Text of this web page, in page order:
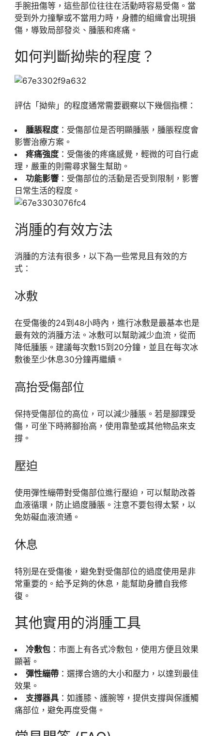
手腕扭傷等，這些部位往往在活動時容易受傷。當
受到外力撞擊或不當用力時，身體的組織會出現損
傷，導致局部發炎、腫脹和疼痛。
如何判斷拗柴的程度？
評估「拗柴」的程度通常需要觀察以下幾個指標：
腫脹程度 ：受傷部位是否明顯腫脹，腫脹程度會
影響治療方案。
疼痛強度 ：受傷後的疼痛感覺，輕微的可自行處
理，嚴重的則需尋求醫生幫助。
功能影響 ：受傷部位的活動是否受到限制，影響
日常生活的程度。
消腫的有效方法
消腫的方法有很多，以下為一些常見且有效的方
式：
冰敷
在受傷後的24到48小時內，進行冰敷是最基本也是
最有效的消腫方法。冰敷可以幫助減少血流，從而
降低腫脹。建議每次敷15到20分鐘，並且在每次冰
敷後至少休息30分鐘再繼續。
高抬受傷部位
保持受傷部位的高位，可以減少腫脹。若是腳踝受
傷，可坐下時將腳抬高，使用靠墊或其他物品來支
撐。
壓迫
使用彈性繃帶對受傷部位進行壓迫，可以幫助改善
血液循環，防止過度腫脹。注意不要包得太緊，以
免妨礙血液流通。
休息
特別是在受傷後，避免對受傷部位的過度使用是非
常重要的。給予足夠的休息，能幫助身體自我修
復。
其他實用的消腫工具
冷敷包 ：市面上有各式冷敷包，使用方便且效果
顯著。
彈性繃帶 ：選擇合適的大小和壓力，以達到最佳
效果。
支撐器具 ：如護膝、護腕等，提供支撐與保護觸
痛部位，避免再度受傷。